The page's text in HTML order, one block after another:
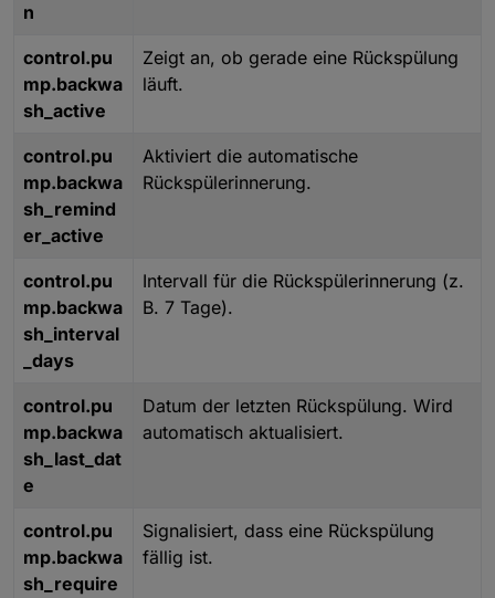
n
control.pu
mp.backwa
sh_active
Zeigt an, ob gerade eine Rückspülung
läuft.
control.pu
mp.backwa
sh_remind
er_active
Aktiviert die automatische
Rückspülerinnerung.
control.pu
mp.backwa
sh_interval
_days
Intervall für die Rückspülerinnerung (z.
B. 7 Tage).
control.pu
mp.backwa
sh_last_dat
e
Datum der letzten Rückspülung. Wird
automatisch aktualisiert.
control.pu
mp.backwa
sh_require
Signalisiert, dass eine Rückspülung
fällig ist.